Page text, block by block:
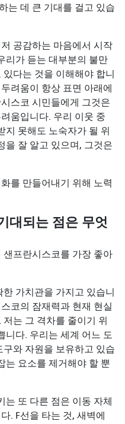
는 데 큰 기대를 걸고 있습
공감하는 마음에서 시작
리가 듣는 대부분의 불만
다는 것을 이해해야 합니
려움이 항상 표면 아래에
스코 시민들에게 그것은
움입니다. 우리 이웃 중
지 못해도 노숙자가 될 위
을 잘 알고 있으며, 그것은
를 만들어내기 위해 노력
대되는 점은 무엇
프란시스코를 가장 좋아
가치관을 가지고 있습니
코의 잠재력과 현재 현실
는 그 격차를 줄이기 위
니다. 우리는 세계 어느 도
와 자원을 보유하고 있습
는 요소를 제거해야 할 뿐
또 다른 점은 이동 자체
. F선을 타는 것, 새벽에